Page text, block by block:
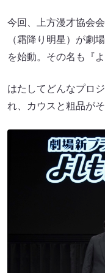
今回、上方漫才協会
（霜降り明星）が劇
を始動。その名も『
はたしてどんなプロ
れ、カウスと粗品が